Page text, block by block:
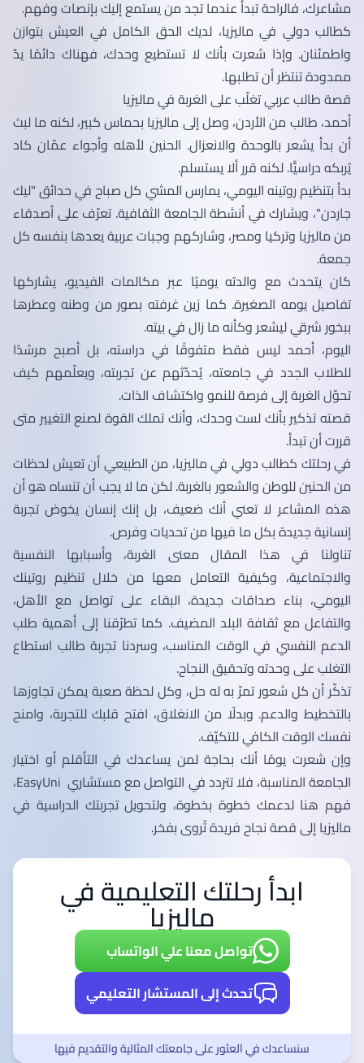
مشاعرك، فالراحة تبدأ عندما تجد من يستمع إليك بإنصات وفهم.
كطالب دولي في ماليزيا، لديك الحق الكامل في العيش بتوازن
واطمئنان. وإذا شعرت بأنك لا تستطيع وحدك، فهناك دائمًا يدٌ
ممدودة تنتظر أن تطلبها.
قصة طالب عربي تغلّب على الغربة في ماليزيا
أحمد، طالب من الأردن، وصل إلى ماليزيا بحماس كبير، لكنه ما لبث
أن بدأ يشعر بالوحدة والانعزال. الحنين لأهله وأجواء عمّان كاد
يُربكه دراسيًّا. لكنه قرر ألا يستسلم.
بدأ بتنظيم روتينه اليومي، يمارس المشي كل صباح في حدائق "ليك
جاردن"، ويشارك في أنشطة الجامعة الثقافية. تعرّف على أصدقاء
من ماليزيا وتركيا ومصر، وشاركهم وجبات عربية يعدها بنفسه كل
جمعة.
كان يتحدث مع والدته يوميًا عبر مكالمات الفيديو، يشاركها
تفاصيل يومه الصغيرة. كما زين غرفته بصور من وطنه وعطرها
ببخور شرقي ليشعر وكأنه ما زال في بيته.
اليوم، أحمد ليس فقط متفوقًا في دراسته، بل أصبح مرشدًا
للطلاب الجدد في جامعته، يُحدّثهم عن تجربته، ويعلّمهم كيف
تحوّل الغربة إلى فرصة للنمو واكتشاف الذات.
قصته تذكير بأنك لست وحدك، وأنك تملك القوة لصنع التغيير متى
قررت أن تبدأ.
في رحلتك كطالب دولي في ماليزيا، من الطبيعي أن تعيش لحظات
من الحنين للوطن والشعور بالغربة. لكن ما لا يجب أن تنساه هو أن
هذه المشاعر لا تعني أنك ضعيف، بل إنك إنسان يخوض تجربة
إنسانية جديدة بكل ما فيها من تحديات وفرص.
تناولنا في هذا المقال معنى الغربة، وأسبابها النفسية
والاجتماعية، وكيفية التعامل معها من خلال تنظيم روتينك
اليومي، بناء صداقات جديدة، البقاء على تواصل مع الأهل،
والتفاعل مع ثقافة البلد المضيف. كما تطرّقنا إلى أهمية طلب
الدعم النفسي في الوقت المناسب، وسردنا تجربة طالب استطاع
التغلب على وحدته وتحقيق النجاح.
تذكّر أن كل شعور تمرّ به له حل، وكل لحظة صعبة يمكن تجاوزها
بالتخطيط والدعم. وبدلًا من الانغلاق، افتح قلبك للتجربة، وامنح
نفسك الوقت الكافي للتكيّف.
وإن شعرت يومًا أنك بحاجة لمن يساعدك في التأقلم أو اختيار
الجامعة المناسبة، فلا تتردد في التواصل مع مستشاري EasyUni،
فهم هنا لدعمك خطوة بخطوة، ولتحويل تجربتك الدراسية في
ماليزيا إلى قصة نجاح فريدة تُروى بفخر.
ابدأ رحلتك التعليمية في
ماليزيا
تواصل معنا علي الواتساب
تحدث إلى المستشار التعليمي
سنساعدك في العثور على جامعتك المثالية والتقديم فيها